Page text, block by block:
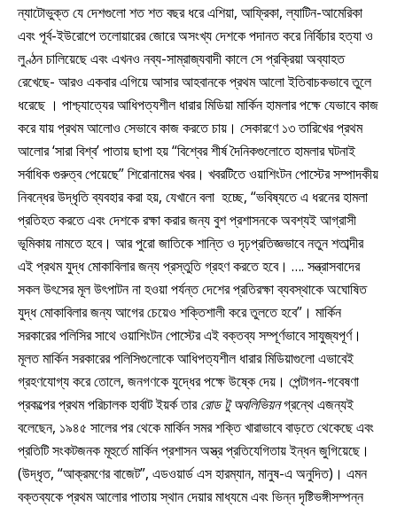
ন্যাটোভুক্ত যে দেশগুলো শত শত বছর ধরে এশিয়া, আফ্রিকা, ল্যাটিন-আমেরিকা
এবং পূর্ব-ইউরোপে তলোয়ারের জোরে অসংখ্য দেশকে পদানত করে নির্বিচার হত্যা ও
লুণ্ঠন চালিয়েছে এবং এখনও নব্য-সাম্রাজ্যবাদী কালে সে প্রক্রিয়া অব্যাহত
রেখেছে- আরও একবার এগিয়ে আসার আহবানকে প্রথম আলো ইতিবাচকভাবে তুলে
ধরেছে । পাশ্চ্যাত্যের আধিপত্যশীল ধারার মিডিয়া মার্কিন হামলার পক্ষে যেভাবে কাজ
করে যায় প্রথম আলোও সেভাবে কাজ করতে চায়। সেকারণে ১৩ তারিখের প্রথম
আলোর ‘সারা বিশ্ব’ পাতায় ছাপা হয় “বিশ্বের শীর্ষ দৈনিকগুলোতে হামলার ঘটনাই
সর্বাধিক গুরুত্ব পেয়েছে” শিরোনামের খবর। খবরটিতে ওয়াশিংটন পোস্টের সম্পাদকীয়
নিবন্ধের উদ্ধৃতি ব্যবহার করা হয়, যেখানে বলা হচ্ছে, “ভবিষ্যতে এ ধরনের হামলা
প্রতিহত করতে এবং দেশকে রক্ষা করার জন্য বুশ প্রশাসনকে অবশ্যই আগ্রাসী
ভূমিকায় নামতে হবে। আর পুরো জাতিকে শান্তি ও দৃঢ়প্রতিজ্ঞভাবে নতুন শতাব্দীর
এই প্রথম যুদ্ধ মোকাবিলার জন্য প্রস্তুতি গ্রহণ করতে হবে। …. সন্ত্রাসবাদের
সকল উৎসের মূল উৎপাটন না হওয়া পর্যন্ত দেশের প্রতিরক্ষা ব্যবস্থাকে অঘোষিত
যুদ্ধ মোকাবিলার জন্য আগের চেয়েও শক্তিশালী করে তুলতে হবে”। মার্কিন
সরকারের পলিসির সাথে ওয়াশিংটন পোস্টের এই বক্তব্য সম্পূর্ণভাবে সাযুজ্যপূর্ণ।
মূলত মার্কিন সরকারের পলিসিগুলোকে আধিপত্যশীল ধারার মিডিয়াগুলো এভাবেই
গ্রহণযোগ্য করে তোলে, জনগণকে যুদ্ধের পক্ষে উষ্কে দেয়। পেন্টাগন-গবেষণা
প্রকল্পের প্রথম পরিচালক হার্বাট ইয়র্ক তাররোড টু অবলিভিয়নগ্রন্থে এজন্যই
বলেছেন, ১৯৪৫ সালের পর থেকে মার্কিন সমর শক্তি খারাভাবে বাড়তে থেকেছে এবং
প্রতিটি সংকটজনক মূহুর্তে মার্কিন প্রশাসন অস্ত্র প্রতিযেগিতায় ইন্ধন জুগিয়েছে।
(উদ্ধৃত, “আক্রমণের বাজেট”, এডওয়ার্ড এস হারম্যান, মানুষ-এ অনুদিত)। এমন
বক্তব্যকে প্রথম আলোর পাতায় স্থান দেয়ার মাধ্যমে এবং ভিন্ন দৃষ্টিভঙ্গীসম্পন্ন